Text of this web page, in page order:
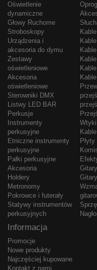
Oświetlenie
dynamiczne
Głowy Ruchome
Stroboskopy
Urządzenia i
akcesoria do dymu
Zestawy
oświetleniowe
Akcesoria
oświetleniowe
Sterowniki DMX
Listwy LED BAR
Perkusje
Instrumenty
perkusyjne
Etniczne instrumenty
perkusyjne
Pałki perkusyjne
Akcesoria
Holdery
Metronomy
Pokrowce i futerały
Statywy instrumentów
perkusyjnych
Wtyki
Informacja
Promocje
Nowe produkty
Najczęściej kupowane
Kontakt z nami